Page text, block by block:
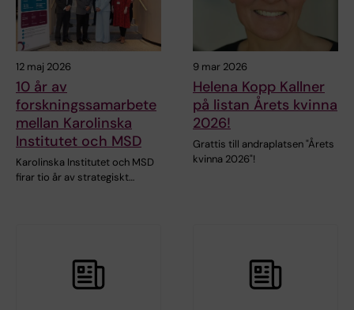
12 maj 2026
10 år av
forskningssamarbete
mellan Karolinska
Institutet och MSD
Karolinska Institutet och MSD
firar tio år av strategiskt…
9 mar 2026
Helena Kopp Kallner
på listan Årets kvinna
2026!
Grattis till andraplatsen "Årets
kvinna 2026"!